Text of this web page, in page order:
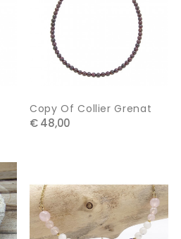
Copy Of Collier Grenat
€ 48,00